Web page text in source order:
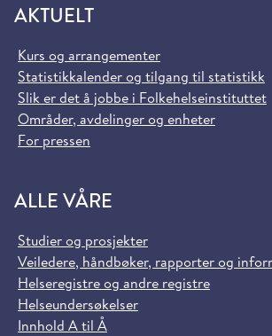
AKTUELT
Kurs og arrangementer
Statistikkalender og tilgang til statistikk
Slik er det å jobbe i Folkehelseinstituttet
Områder, avdelinger og enheter
For pressen
ALLE VÅRE
Studier og prosjekter
Veiledere, håndbøker, rapporter og
Helseregistre og andre registre
Helseundersøkelser
Innhold A til Å